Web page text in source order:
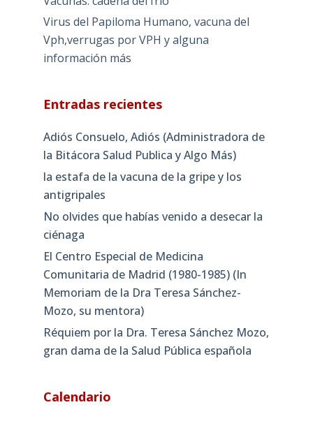
Virus del Papiloma Humano, vacuna del
Vph,verrugas por VPH y alguna
información más
Entradas recientes
Adiós Consuelo, Adiós (Administradora de
la Bitácora Salud Publica y Algo Más)
la estafa de la vacuna de la gripe y los
antigripales
No olvides que habías venido a desecar la
ciénaga
El Centro Especial de Medicina
Comunitaria de Madrid (1980-1985) (In
Memoriam de la Dra Teresa Sánchez-
Mozo, su mentora)
Réquiem por la Dra. Teresa Sánchez Mozo,
gran dama de la Salud Pública española
Calendario